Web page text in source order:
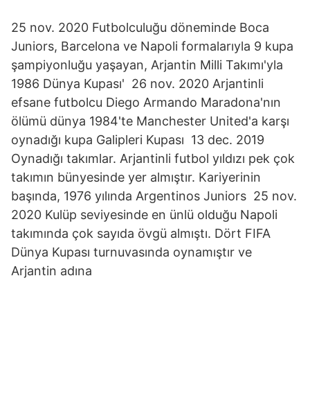
25 nov. 2020 Futbolculuğu döneminde Boca
Juniors, Barcelona ve Napoli formalarıyla 9 kupa
şampiyonluğu yaşayan, Arjantin Milli Takımı'yla
1986 Dünya Kupası' 26 nov. 2020 Arjantinli
efsane futbolcu Diego Armando Maradona'nın
ölümü dünya 1984'te Manchester United'a karşı
oynadığı kupa Galipleri Kupası 13 dec. 2019
Oynadığı takımlar. Arjantinli futbol yıldızı pek çok
takımın bünyesinde yer almıştır. Kariyerinin
başında, 1976 yılında Argentinos Juniors 25 nov.
2020 Kulüp seviyesinde en ünlü olduğu Napoli
takımında çok sayıda övgü almıştı. Dört FIFA
Dünya Kupası turnuvasında oynamıştır ve
Arjantin adına